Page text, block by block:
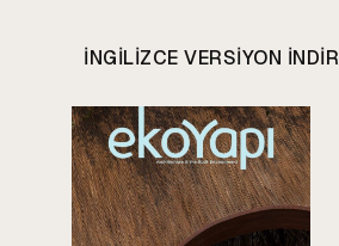
INGILIZCE VERSIYON INDIR